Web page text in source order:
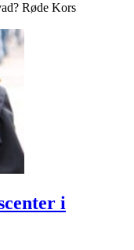
Røde Kors
i